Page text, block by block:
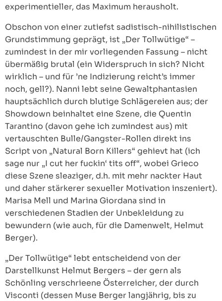
experimentieller, das Maximum herausholt.
Obschon von einer zutiefst sadistisch-nihilistischen
Grundstimmung geprägt, ist „Der Tollwütige“ –
zumindest in der mir vorliegenden Fassung – nicht
übermäßig brutal (ein Widerspruch in sich? Nicht
wirklich – und für ’ne Indizierung reicht’s immer
noch, gell?). Nanni lebt seine Gewaltphantasien
hauptsächlich durch blutige Schlägereien aus; der
Showdown beinhaltet eine Szene, die Quentin
Tarantino (davon gehe ich zumindest aus) mit
vertauschten Bulle/Gangster-Rollen direkt ins
Script von „Natural Born Killers“ gehievt hat (ich
sage nur „I cut her fuckin‘ tits off“, wobei Grieco
diese Szene sleaziger, d.h. mit mehr nackter Haut
und daher stärkerer sexueller Motivation inszeniert).
Marisa Mell und Marina Giordana sind in
verschiedenen Stadien der Unbekleidung zu
bewundern (wie auch, für die Damenwelt, Helmut
Berger).
„Der Tollwütige“ lebt entscheidend von der
Darstellkunst Helmut Bergers – der gern als
Schönling verschrieene Österreicher, der durch
Visconti (dessen Muse Berger langjährig, bis zu